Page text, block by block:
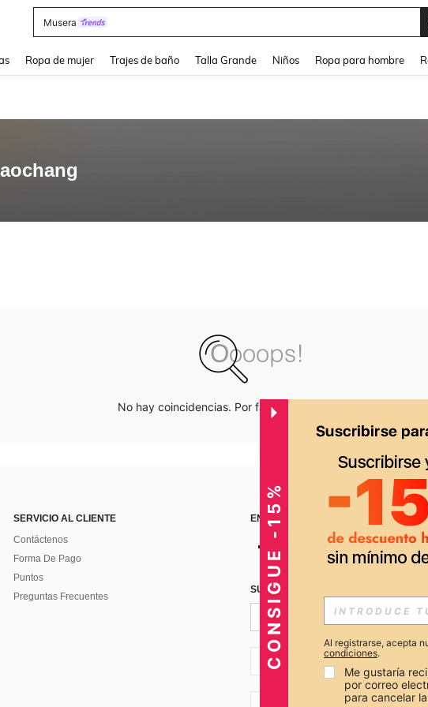
Musera
Ropa de mujer Trajes de baño Talla Grande Niños Ropa para hombre
No hay coincidencias. Por favor inténtalo de nuevo.
SERVICIO AL CLIENTE
Contáctenos
Forma De Pago
Puntos
Preguntas Frecuentes
ENCUÉNTRANOS EN
SUSCRÍBETE PARA RECIBIR
PE + 51
CONSIGUE -15% Al registrarse, acepta
condiciones.
Me gustaría
por correo
para cancelar